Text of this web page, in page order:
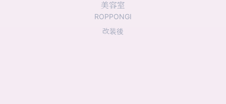
美容室
ROPPONGI
改装後